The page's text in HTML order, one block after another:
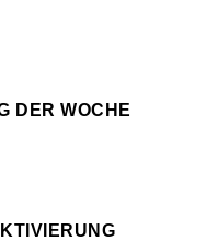
DER WOCHE (